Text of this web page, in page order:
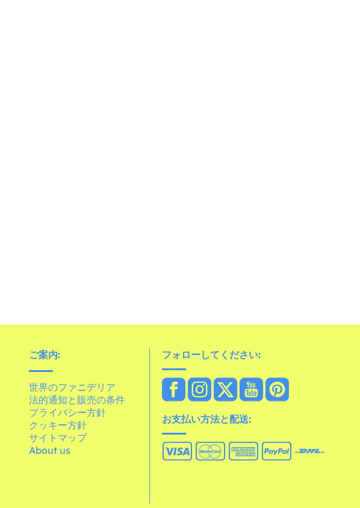
ご案内:
世界のファニデリア
法的通知と販売の条件
プライバシー方針
クッキー方針
サイトマップ
About us
フォローしてください:
お支払い方法と配送: